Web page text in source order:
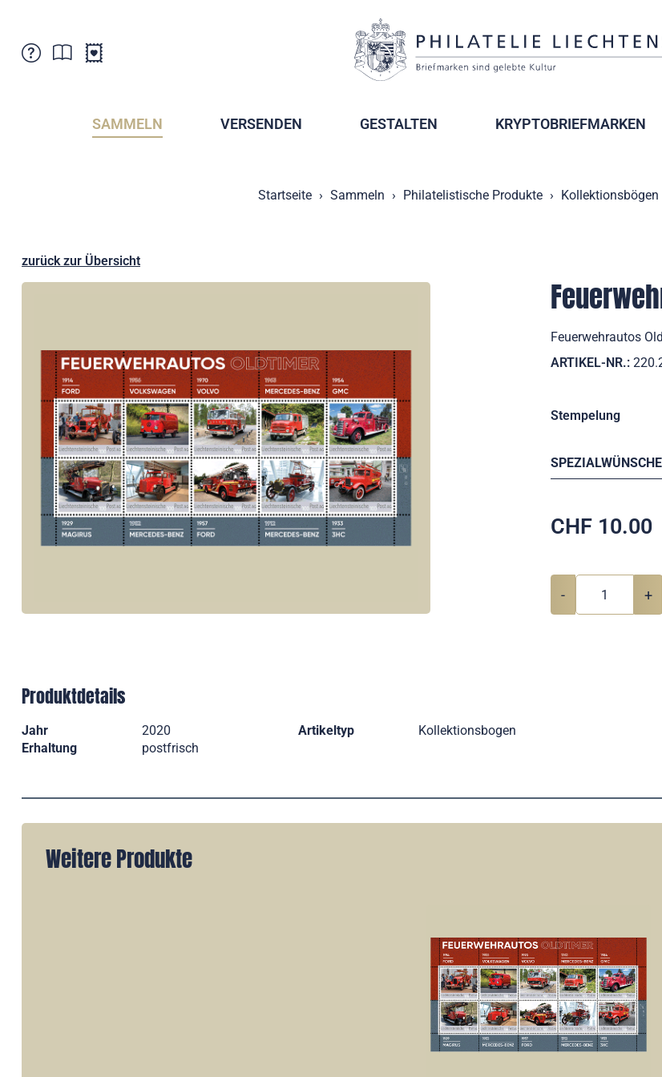
Verkaufsstellen
Postcrossing
Abonnemente
SAMMELN VERSENDEN GESTALTEN KRYPTOBRIEFMARKEN
Startseite Sammeln Philatelistische Produkte Kollektionsbögen
zurück zur Übersicht
Feuerwehrautos
ARTIKEL-NR.:
Stempelung
SPEZIALWÜNSCHE
CHF 10.00
- +
Produktdetails
Jahr 2020 Artikeltyp
Kollektionsbogen
Erhaltung
postfrisch
Weitere Produkte